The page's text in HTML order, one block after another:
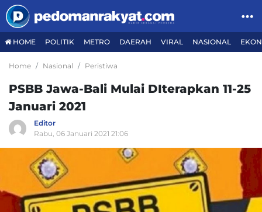
HOME POLITIK METRO DAERAH VIRAL NASIONAL
Home Nasional Peristiwa
PSBB Jawa-Bali Mulai DIterapkan 11-25
Januari 2021
Editor
Rabu, 06 Januari 2021 21:06